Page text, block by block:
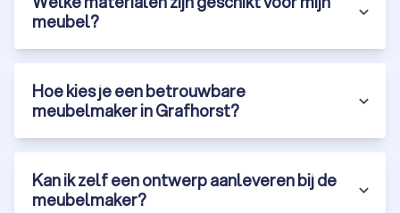
Hoe vind je de beste meubelmaker in
Grafhorst?
Bij Trustoo hebben we de beste meubelmakers in Grafhorst
voor je op een rij gezet. Dankzij onze top 10-lijst, gebaseerd
op klantbeoordelingen, keurmerken, ervaring en opleiding,
meubel maatwerk. Vind eenvoudig de vakman die jouw
Vraag vandaag nog gratis vier offertes aan via Trustoo en
ontdek welke meubelmaker in Grafhorst het beste past bij
meubel?
Hoe kies je een betrouwbare
meubelmaker in Grafhorst?
Kan ik zelf een ontwerp aanleveren bij de
meubelmaker?